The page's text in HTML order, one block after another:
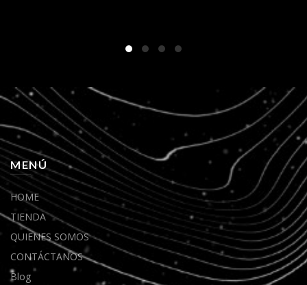
MENÚ
HOME
TIENDA
QUIENES SOMOS
CONTÁCTANOS
Blog